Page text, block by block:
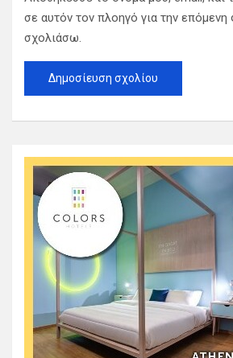
σε αυτόν τον πλοηγό για την
σχολιάσω.